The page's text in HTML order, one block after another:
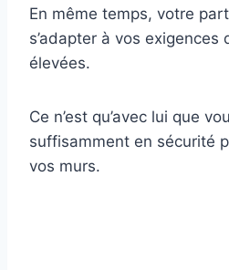
En même temps, votre
s’adapter à vos exigences
élevées.
Ce n’est qu’avec lui que
suffisamment en sécurité
vos murs.